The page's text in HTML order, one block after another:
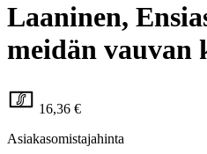
Laaninen,
meidän vauvan
16,36 €
Asiakasomistajahinta